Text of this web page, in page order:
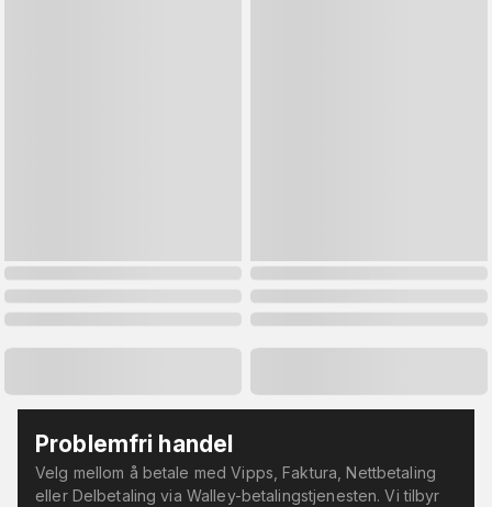
Problemfri handel
Velg mellom å betale med Vipps, Faktura, Nettbetaling
eller Delbetaling via Walley-betalingstjenesten. Vi tilbyr